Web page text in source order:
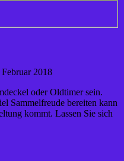
2018
oder Oldtimer sein.
Sammelfreude bereiten kann
kommt. Lassen Sie sich